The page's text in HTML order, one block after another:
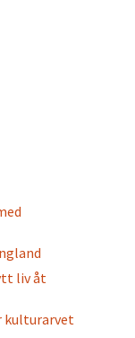
liv åt
kulturarvet